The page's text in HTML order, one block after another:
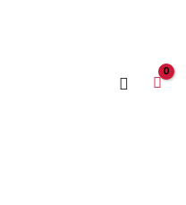
Search